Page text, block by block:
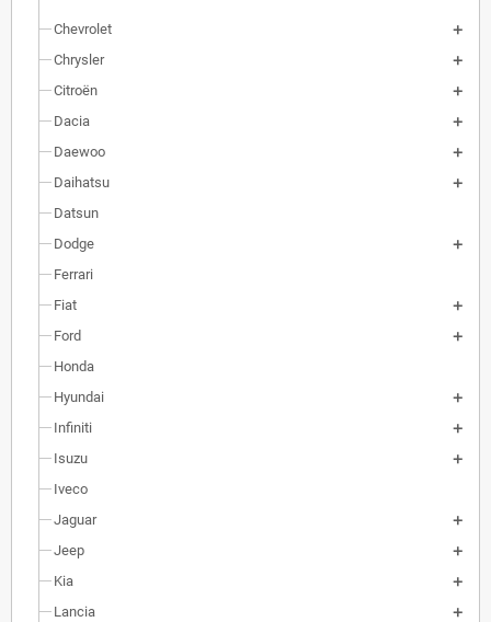
Chevrolet
Chrysler
Citroën
Dacia
Daewoo
Daihatsu
Datsun
Dodge
Ferrari
Fiat
Ford
Honda
Hyundai
Infiniti
Isuzu
Iveco
Jaguar
Jeep
Kia
Lancia